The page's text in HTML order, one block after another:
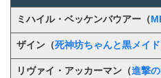
ミハイル・ベッケンバウアー（
ザイン（死神坊ちゃんと黒メイド
リヴァイ・アッカーマン（進撃